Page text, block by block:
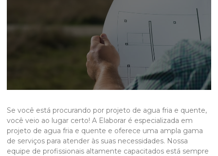
Se você está procurando por projeto de agua fria e quente,
você veio ao lugar certo! A Elaborar é especializada em
projeto de agua fria e quente e oferece uma ampla gama
de serviços para atender às suas necessidades. Nossa
equipe de profissionais altamente capacitados está sempre